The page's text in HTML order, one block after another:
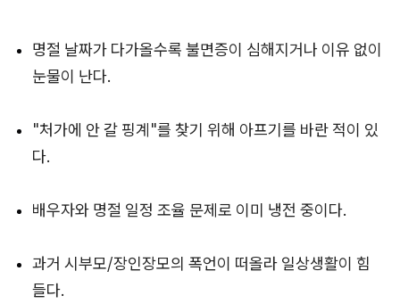
명절 날짜가 다가올수록 불면증이 심해지거나 이유 없이
눈물이 난다.
"처가에 안 갈 핑계"를 찾기 위해 아프기를 바란 적이 있
다.
배우자와 명절 일정 조율 문제로 이미 냉전 중이다.
과거 시부모/장인장모의 폭언이 떠올라 일상생활이 힘
들다.